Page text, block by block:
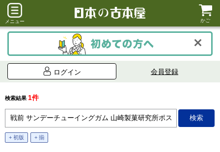
メニュー かご
ログイン 会員登録
検索結果 1件
+ 初版 + 揃